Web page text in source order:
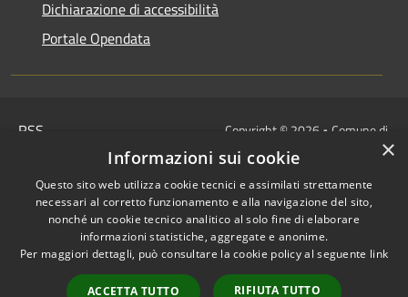
Dichiarazione di accessibilità
Portale Opendata
RSS
Cookie
Mappa del sito
IBAN COMUNALI: per i cittadini
IT48Z0851453760000000120312
Copyright © 2026 • Comune di
Villongo • Powered by
redazione
×
Informazioni sui cookie
Questo sito web utilizza cookie tecnici e assimilati strettamente
necessari al corretto funzionamento e alla navigazione del sito,
nonché un cookie tecnico analitico al solo fine di elaborare
informazioni statistiche, aggregate e anonime.
Per maggiori dettagli, può consultare la cookie policy al seguente link
ACCETTA TUTTO RIFIUTA TUTTO